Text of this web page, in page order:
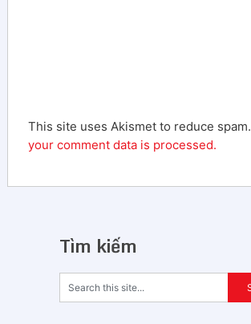
This site uses Akismet to reduce spam.
your comment data is processed.
Tìm kiếm